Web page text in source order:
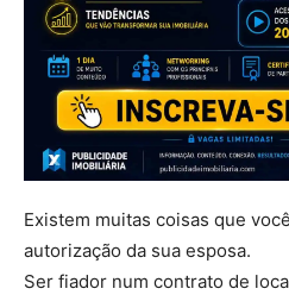
Existem muitas coisas que
autorização da sua esposa.
Ser fiador num contrato de